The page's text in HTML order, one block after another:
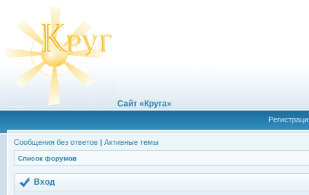
Сайт «Круга»
Сообщения без ответов | Активные темы
Список форумов
Вход